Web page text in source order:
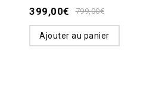
799,00€
399,00€
Ajouter au panier